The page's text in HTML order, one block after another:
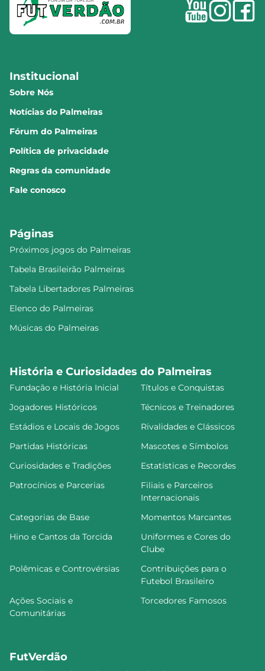
Institucional
Sobre Nós
Notícias do Palmeiras
Fórum do Palmeiras
Política de privacidade
Regras da comunidade
Fale conosco
Páginas
Próximos jogos do Palmeiras
Tabela Brasileirão Palmeiras
Tabela Libertadores Palmeiras
Elenco do Palmeiras
Músicas do Palmeiras
História e Curiosidades do Palmeiras
Fundação e História Inicial
Títulos e Conquistas
Jogadores Históricos
Técnicos e Treinadores
Estádios e Locais de Jogos
Rivalidades e Clássicos
Partidas Históricas
Mascotes e Símbolos
Curiosidades e Tradições
Estatísticas e Recordes
Patrocínios e Parcerias
Filiais e Parceiros
Internacionais
Categorias de Base
Momentos Marcantes
Hino e Cantos da Torcida
Uniformes e Cores do
Clube
Polêmicas e Controvérsias
Contribuições para o
Futebol Brasileiro
Ações Sociais e
Comunitárias
Torcedores Famosos
FutVerdão